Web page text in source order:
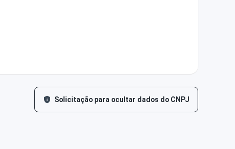
Solicitação para ocultar dados do CNPJ